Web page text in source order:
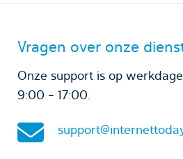
Vragen over onze
Onze support is op
9:00 - 17:00.